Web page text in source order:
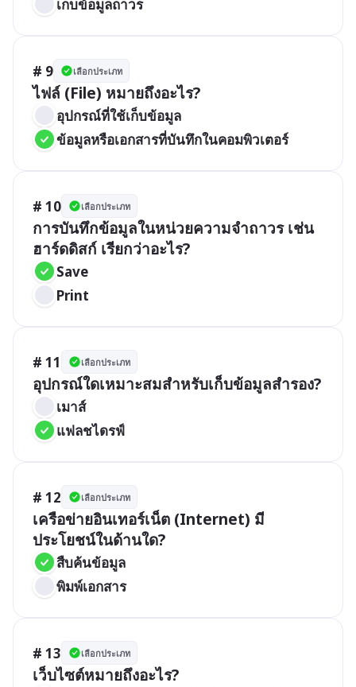
เก็บข้อมูลถาวร
# 9 เลือกประเภท
ไฟล์ (File) หมายถึงอะไร?
อุปกรณ์ที่ใช้เก็บข้อมูล
ข้อมูลหรือเอกสารที่บันทึกในคอมพิวเตอร์
# 10 เลือกประเภท
การบันทึกข้อมูลในหน่วยความจำถาวร เช่น
ฮาร์ดดิสก์ เรียกว่าอะไร?
Save
Print
# 11 เลือกประเภท
อุปกรณ์ใดเหมาะสมสำหรับเก็บข้อมูลสำรอง?
เมาส์
แฟลชไดรฟ์
# 12 เลือกประเภท
เครือข่ายอินเทอร์เน็ต (Internet) มี
ประโยชน์ในด้านใด?
สืบค้นข้อมูล
พิมพ์เอกสาร
# 13 เลือกประเภท
เว็บไซต์หมายถึงอะไร?